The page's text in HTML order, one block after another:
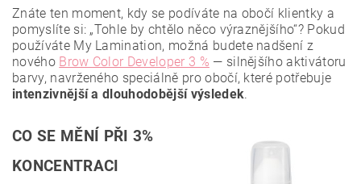
Znáte ten moment, kdy se podíváte na obočí klientky a
pomyslíte si: „Tohle by chtělo něco výraznějšího“? Pokud
používáte My Lamination, možná budete nadšení z
nového Brow Color Developer 3 % — silnějšího aktivátoru
barvy, navrženého speciálně pro obočí, které potřebuje
intenzivnější a dlouhodobější výsledek.
CO SE MĚNÍ PŘI 3%
KONCENTRACI